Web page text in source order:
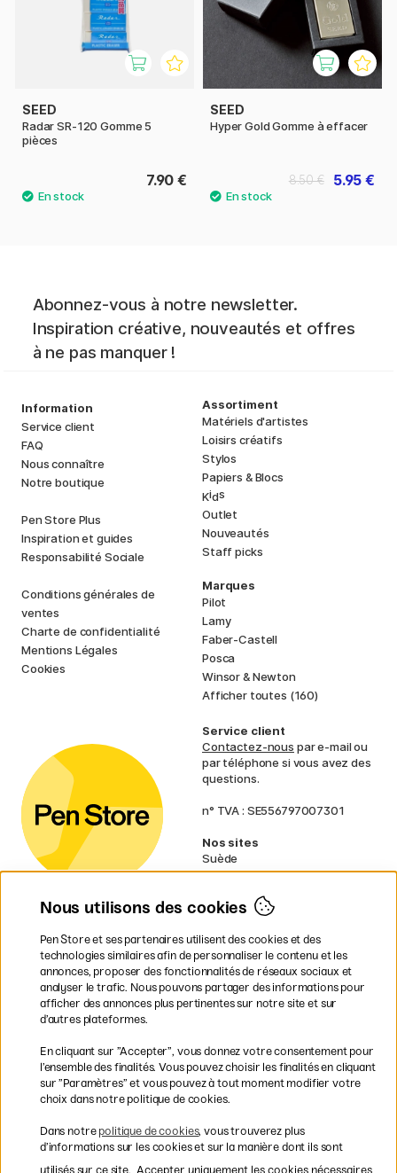
SEED
Radar SR-120 Gomme 5
pièces
7.90 €
SEED
Hyper Gold Gomme à effacer
5.95 €
8.50 €
Abonnez-vous à notre newsletter.
Inspiration créative, nouveautés et offres
à ne pas manquer !
Information
Service client
FAQ
Nous connaître
Notre boutique
Pen Store Plus
Inspiration et guides
Responsabilité Sociale
Conditions générales de
ventes
Charte de confidentialité
Mentions Légales
Cookies
Assortiment
Matériels d'artistes
Loisirs créatifs
Stylos
Papiers & Blocs
Kids
Outlet
Nouveautés
Staff picks
Marques
Pilot
Lamy
Faber-Castell
Posca
Winsor & Newton
Afficher toutes (160)
Service client
Contactez-nous par e-mail ou
par téléphone si vous avez des
questions.
n° TVA : SE556797007301
Nos sites
Suède
Norvège
Finlande
Irlande
Pays-Bas
Royaume-Uni
UE
volumineux.
Les modes de paiement
Nous utilisons des cookies
Pen Store et ses partenaires utilisent des cookies et des
technologies similaires afin de personnaliser le contenu et les
annonces, proposer des fonctionnalités de réseaux sociaux et
analyser le trafic. Nous pouvons partager des informations pour
afficher des annonces plus pertinentes sur notre site et sur
d’autres plateformes.
En cliquant sur ”Accepter”, vous donnez votre consentement pour
l’ensemble des finalités. Vous pouvez choisir les finalités en cliquant
sur ”Paramètres” et vous pouvez à tout moment modifier votre
choix dans notre politique de cookies.
Dans notre politique de cookies, vous trouverez plus
d’informations sur les cookies et sur la manière dont ils sont
utilisés sur ce site. Accepter uniquement les cookies nécessaires